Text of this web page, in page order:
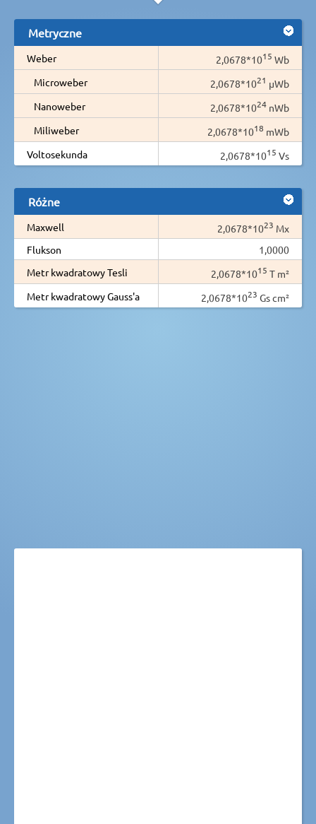
Metryczne
Weber 2,0678*1015 Wb
Microweber
2,0678*1021 µWb
Nanoweber
2,0678*1024 nWb
Miliweber
2,0678*1018 mWb
Voltosekunda
2,0678*1015 Vs
Różne
Maxwell 2,0678*1023 Mx
Flukson
1,0000
Metr kwadratowy Tesli
2,0678*1015 T m²
Metr kwadratowy Gauss'a
2,0678*1023 Gs cm²